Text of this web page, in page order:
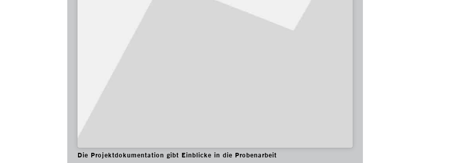
Die Projektdokumentation gibt Einblicke in die Probenarbeit